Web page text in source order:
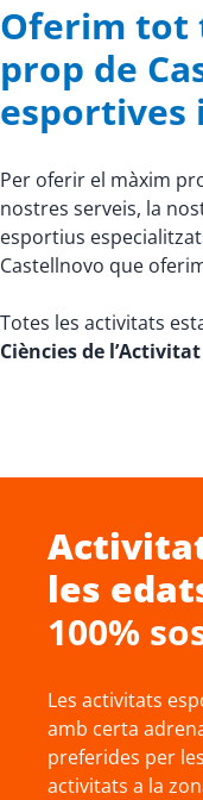
Oferim tot
prop de
esportives
Per oferir el màxim
nostres serveis, la
esportius
Castellnovo que
Totes les activitats
Ciències de
les
100%
Les activitats
amb certa
preferides per
activitats a la